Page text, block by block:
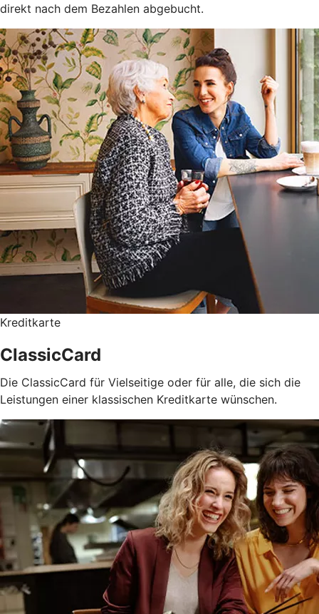
direkt nach dem Bezahlen abgebucht.
Kreditkarte
ClassicCard
Die ClassicCard für Vielseitige oder für alle, die sich die
Leistungen einer klassischen Kreditkarte wünschen.